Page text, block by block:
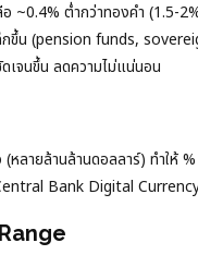
อ ~0.4% ต่ำกว่าทองคำ (1.5-
น (pension funds,
เจนขึ้น ลดความไม่แน่นอน
หลายล้านล้านดอลลาร์) ทำให้
Bank Digital